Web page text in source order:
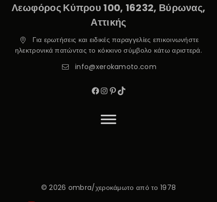
Λεωφόρος Κύπρου 100, 16232, Βύρωνας,
Αττικής
Για ερωτήσεις και ειδικές παραγγελίες επικοινωνήστε
ηλεκτρονικά πατώντας το κόκκινο σύμβολο κάτω αριστερά.
info@xerokamoto.com
© 2026 ombra/χεροκάμωτο από το 1978